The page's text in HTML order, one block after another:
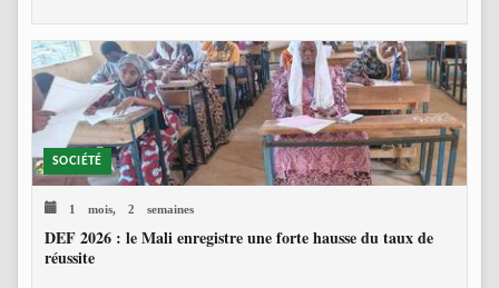
SOCIÉTÉ
1 mois, 2 semaines
DEF 2026 : le Mali enregistre une forte hausse du taux de
réussite